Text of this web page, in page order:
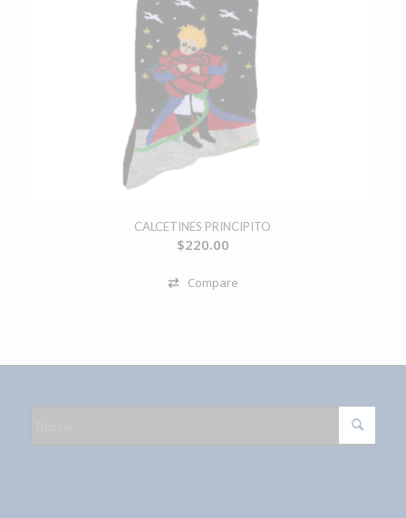
CALCETINES PRINCIPITO
$220.00
Compare